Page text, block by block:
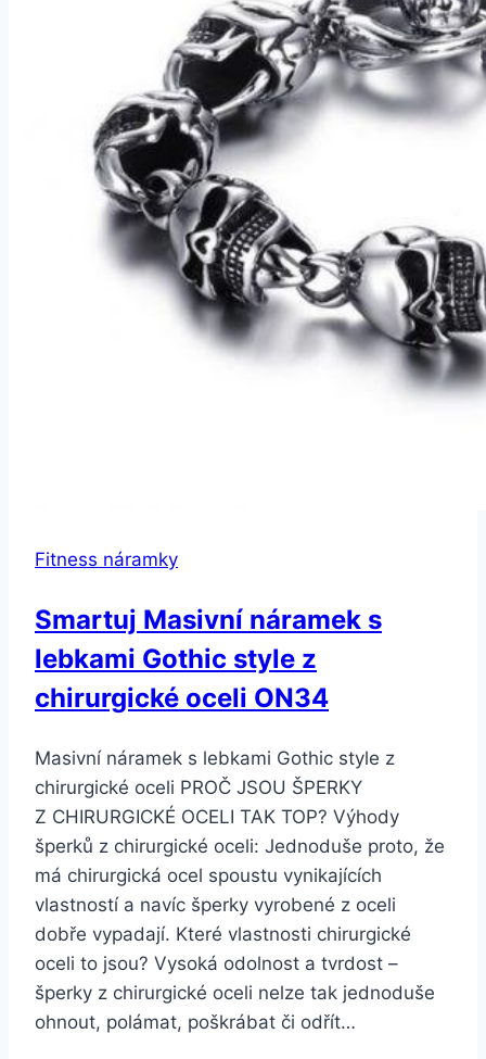
Fitness náramky
Smartuj Masivní náramek s
lebkami Gothic style z
chirurgické oceli ON34
Masivní náramek s lebkami Gothic style z
chirurgické oceli PROČ JSOU ŠPERKY
Z CHIRURGICKÉ OCELI TAK TOP? Výhody
šperků z chirurgické oceli: Jednoduše proto, že
má chirurgická ocel spoustu vynikajících
vlastností a navíc šperky vyrobené z oceli
dobře vypadají. Které vlastnosti chirurgické
oceli to jsou? Vysoká odolnost a tvrdost –
šperky z chirurgické oceli nelze tak jednoduše
ohnout, polámat, poškrábat či odřít…